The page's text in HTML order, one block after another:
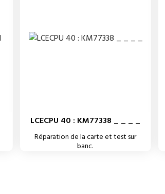
LCECPU 40 : KM77338 _ _ _ _
Réparation de la carte et test sur
banc.